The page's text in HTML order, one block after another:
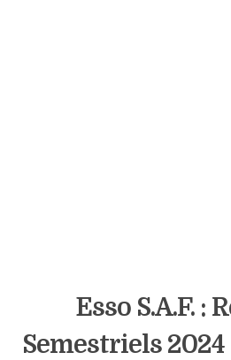
Esso S.A.F. :
Semestriels